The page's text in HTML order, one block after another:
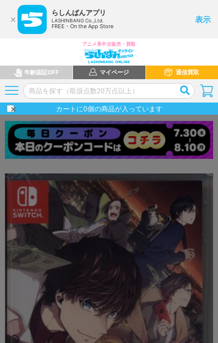
らしんばんアプリ
LASHINBANG Co.,Ltd.
FREE - On the App Store
表示
アニメ系中古販売・買取
年齢認証OFF マイページ 通信買取
カートに0個の商品が入っています